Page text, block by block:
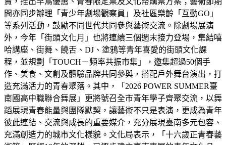
間亦同步辦理「青少年劇場觀察員」及社區樂齡「互動GO」
等系列活動，鼓勵不同世代共同參與藝術交流。除劇場展演
外，今年「街頭文化月」也將連續三個週末接力登場，集結嘻
哈講座、街舞、饒舌、DJ、塗鴉等青年喜愛的街頭文化課
程，並規劃「TOUCH－頻率共振市集」，邀集超過50個手
作、美食、文創及體驗品牌共同參與，搭配戶外舞台演出，打
造充滿活力的青春聚落。其中，「2026 POWER SUMMER臺
南國高中職聯合舞展」更將號召全市青年學子齊聚交流，以舞
蹈展現青春能量與團隊默契，讓藝術不只是表演，更成為青年
彼此連結、交流與成長的重要媒介，充分展現臺南多元包容、
充滿創造力的城市文化樣貌。文化局表示，「十六歲正青春藝